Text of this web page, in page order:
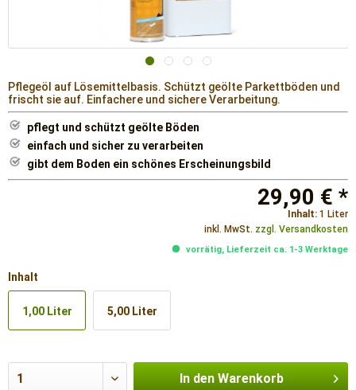
Pflegeöl auf Lösemittelbasis. Schützt geölte Parkettböden und
frischt sie auf. Einfachere und sichere Verarbeitung.
pflegt und schützt geölte Böden
einfach und sicher zu verarbeiten
gibt dem Boden ein schönes Erscheinungsbild
29,90 € *
Inhalt: 1 Liter
inkl. MwSt. zzgl. Versandkosten
vorrätig, Lieferzeit ca. 1-3 Werktage
Inhalt
1,00 Liter 5,00 Liter
In den Warenkorb